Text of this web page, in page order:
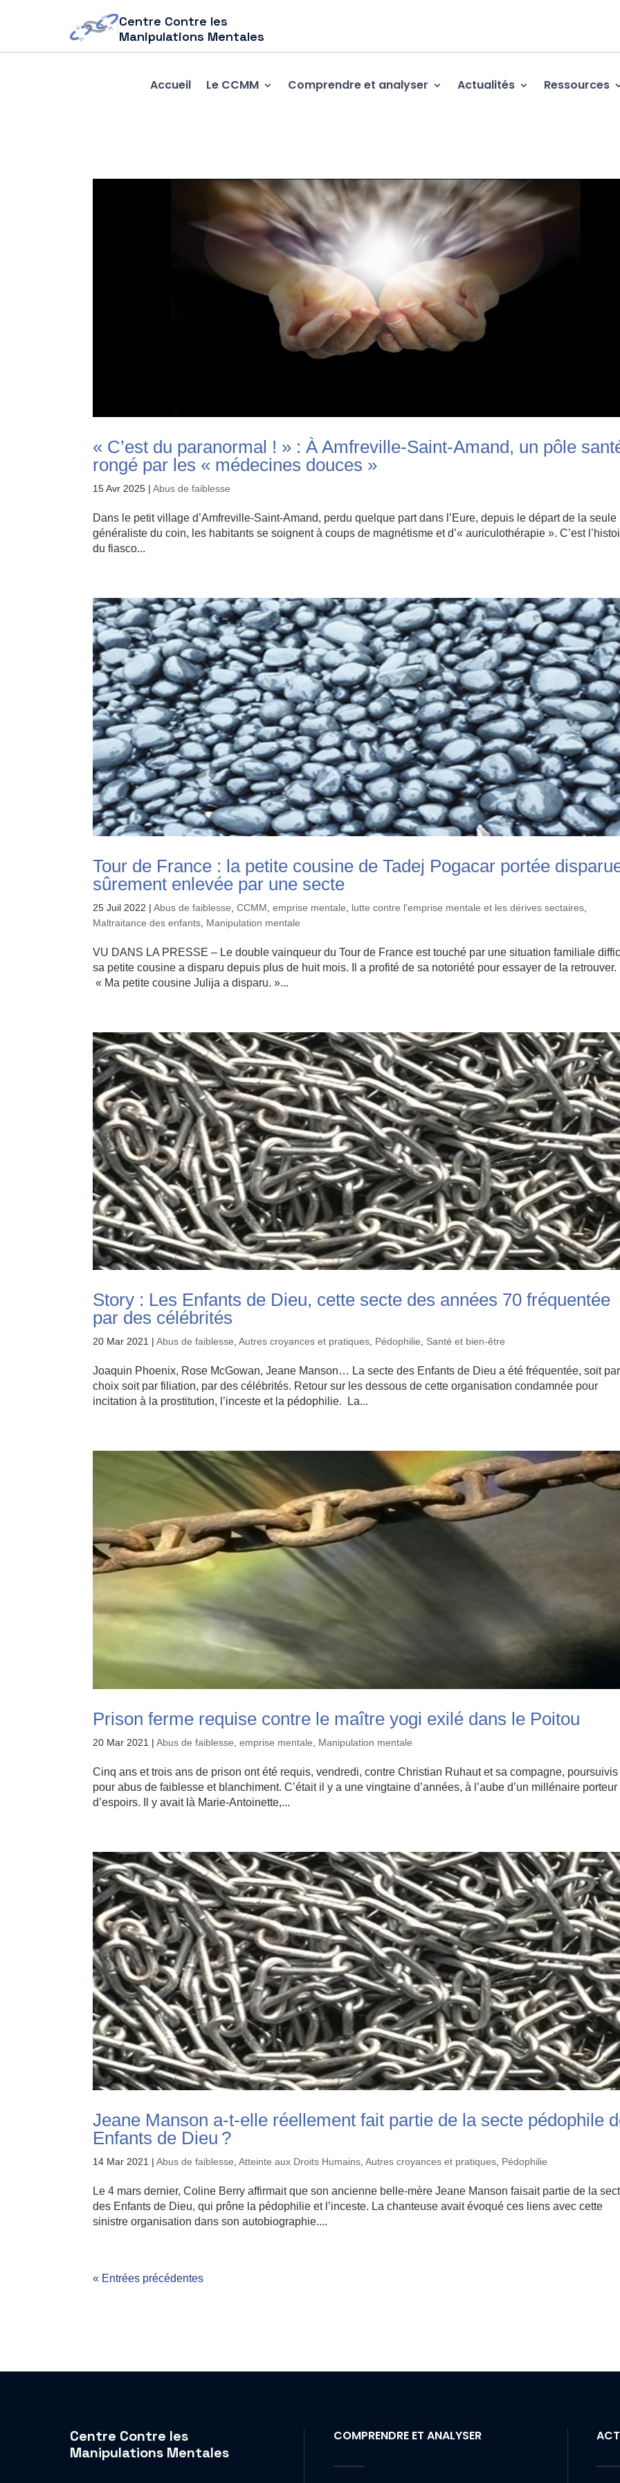
Centre Contre les
Manipulations Mentales
Accueil Le CCMM Comprendre et analyser Actualités Ressources
« C’est du paranormal ! » : À Amfreville-Saint-Amand, un pôle
rongé par les « médecines douces »
15 Avr 2025 |Abus de faiblesse
Dans le petit village d’Amfreville-Saint-Amand, perdu quelque part dans l’Eure, depuis le départ de la seule
généraliste du coin, les habitants se soignent à coups de magnétisme et d’« auriculothérapie ». C’est
du fiasco...
Tour de France : la petite cousine de Tadej Pogacar portée
sûrement enlevée par une secte
25 Juil 2022 |Abus de faiblesse ,CCMM ,emprise mentale lutte contre l'emprise mentale et les dérives sectaires
Maltraitance des enfants Manipulation mentale
VU DANS LA PRESSE – Le double vainqueur du Tour de France est touché par une situation familiale
sa petite cousine a disparu depuis plus de huit mois. Il a profité de sa notoriété pour essayer de la retrouver.
« Ma petite cousine Julija a disparu. »...
Story : Les Enfants de Dieu, cette secte des années 70 fréquentée
par des célébrités
20 Mar 2021 |Abus de faiblesse,Autres croyances et pratiques, Pédophilie, Santé et bien-être
Joaquin Phoenix, Rose McGowan, Jeane Manson… La secte des Enfants de Dieu a été fréquentée, soit par
choix soit par filiation, par des célébrités. Retour sur les dessous de cette organisation condamnée pour
incitation à la prostitution, l’inceste et la pédophilie. La...
Prison ferme requise contre le maître yogi exilé dans le Poitou
20 Mar 2021 |Abus de faiblesse,emprise mentale, Manipulation mentale
Cinq ans et trois ans de prison ont été requis, vendredi, contre Christian Ruhaut et sa compagne, poursuivis
pour abus de faiblesse et blanchiment. C’était il y a une vingtaine d’années, à l’aube d’un millénaire porteur
d’espoirs. Il y avait là Marie-Antoinette,...
Jeane Manson a-t-elle réellement fait partie de la secte pédophile
Enfants de Dieu ?
14 Mar 2021 |Abus de faiblesse ,Atteinte aux Droits Humains ,Autres croyances et pratiques Pédophilie
Le 4 mars dernier, Coline Berry affirmait que son ancienne belle-mère Jeane Manson faisait partie de la
des Enfants de Dieu, qui prône la pédophilie et l’inceste. La chanteuse avait évoqué ces liens avec cette
sinistre organisation dans son autobiographie....
« Entrées précédentes
Centre Contre les
Manipulations Mentales
COMPRENDRE ET ANALYSER